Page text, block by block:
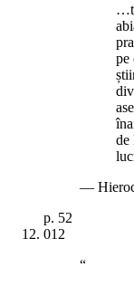
pe
de
—
p. 52
012
“